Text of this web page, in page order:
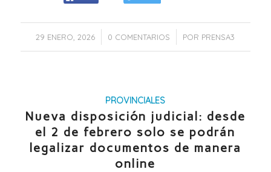
29 ENERO, 2026
/ 0 COMENTARIOS
/ POR PRENSA3
PROVINCIALES
Nueva disposición judicial: desde
el 2 de febrero solo se podrán
legalizar documentos de manera
online